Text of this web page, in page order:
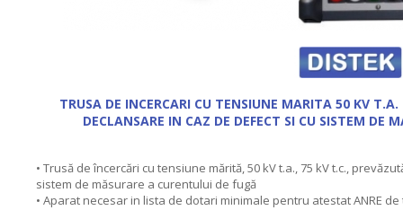
TRUSA DE INCERCARI CU TENSIUNE MARITA 50 KV
DECLANSARE IN CAZ DE DEFECT SI CU SISTEM DE
• Trusă de încercări cu tensiune mărită, 50 kV t.a., 75 kV t.c.,
sistem de măsurare a curentului de fugă
• Aparat necesar in lista de dotari minimale pentru atestat ANRE de